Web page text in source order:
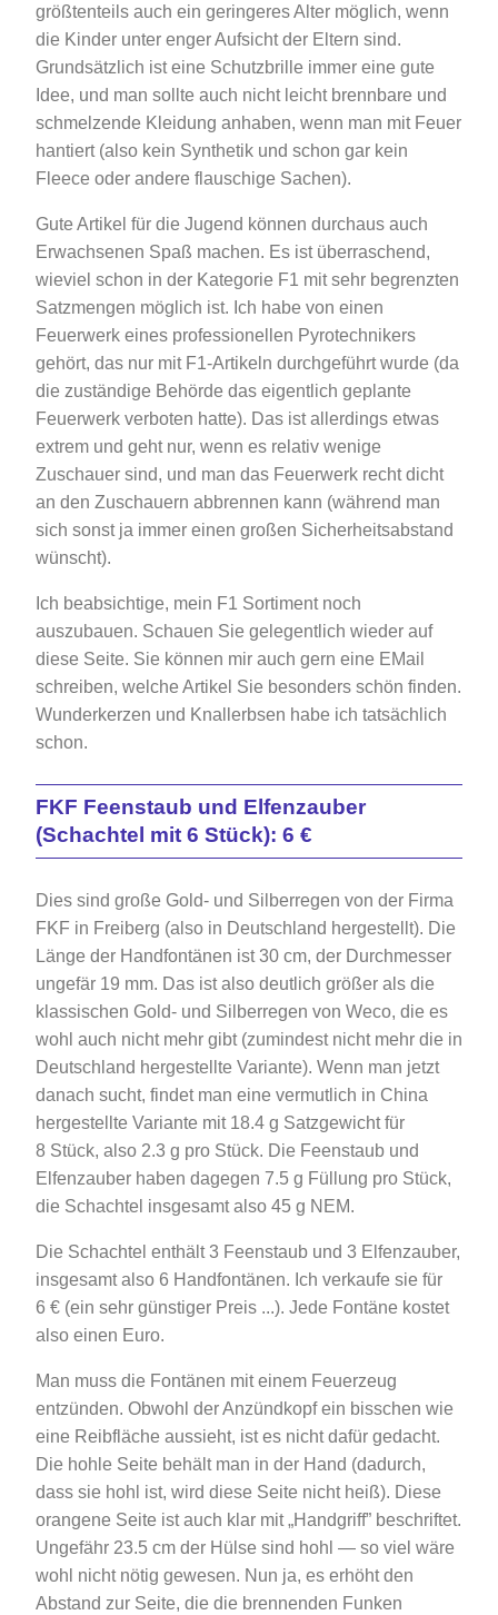
größtenteils auch ein geringeres Alter möglich, wenn
die Kinder unter enger Aufsicht der Eltern sind.
Grundsätzlich ist eine Schutzbrille immer eine gute
Idee, und man sollte auch nicht leicht brennbare und
schmelzende Kleidung anhaben, wenn man mit Feuer
hantiert (also kein Synthetik und schon gar kein
Fleece oder andere flauschige Sachen).
Gute Artikel für die Jugend können durchaus auch
Erwachsenen Spaß machen. Es ist überraschend,
wieviel schon in der Kategorie F1 mit sehr begrenzten
Satzmengen möglich ist. Ich habe von einen
Feuerwerk eines professionellen Pyrotechnikers
gehört, das nur mit F1-Artikeln durchgeführt wurde (da
die zuständige Behörde das eigentlich geplante
Feuerwerk verboten hatte). Das ist allerdings etwas
extrem und geht nur, wenn es relativ wenige
Zuschauer sind, und man das Feuerwerk recht dicht
an den Zuschauern abbrennen kann (während man
sich sonst ja immer einen großen Sicherheitsabstand
wünscht).
Ich beabsichtige, mein F1 Sortiment noch
auszubauen. Schauen Sie gelegentlich wieder auf
diese Seite. Sie können mir auch gern eine EMail
schreiben, welche Artikel Sie besonders schön finden.
Wunderkerzen und Knallerbsen habe ich tatsächlich
schon.
FKF Feenstaub und Elfenzauber
(Schachtel mit 6 Stück): 6 €
Dies sind große Gold- und Silberregen von der Firma
FKF in Freiberg (also in Deutschland hergestellt). Die
Länge der Handfontänen ist 30 cm, der Durchmesser
ungefär 19 mm. Das ist also deutlich größer als die
klassischen Gold- und Silberregen von Weco, die es
wohl auch nicht mehr gibt (zumindest nicht mehr die in
Deutschland hergestellte Variante). Wenn man jetzt
danach sucht, findet man eine vermutlich in China
hergestellte Variante mit 18.4 g Satzgewicht für
8 Stück, also 2.3 g pro Stück. Die Feenstaub und
Elfenzauber haben dagegen 7.5 g Füllung pro Stück,
die Schachtel insgesamt also 45 g NEM.
Die Schachtel enthält 3 Feenstaub und 3 Elfenzauber,
insgesamt also 6 Handfontänen. Ich verkaufe sie für
6 € (ein sehr günstiger Preis ...). Jede Fontäne kostet
also einen Euro.
Man muss die Fontänen mit einem Feuerzeug
entzünden. Obwohl der Anzündkopf ein bisschen wie
eine Reibfläche aussieht, ist es nicht dafür gedacht.
Die hohle Seite behält man in der Hand (dadurch,
dass sie hohl ist, wird diese Seite nicht heiß). Diese
orangene Seite ist auch klar mit „Handgriff” beschriftet.
Ungefähr 23.5 cm der Hülse sind hohl — so viel wäre
wohl nicht nötig gewesen. Nun ja, es erhöht den
Abstand zur Seite, die die brennenden Funken